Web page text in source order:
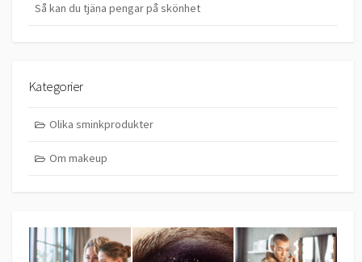
Så kan du tjäna pengar på skönhet
Kategorier
Olika sminkprodukter
Om makeup